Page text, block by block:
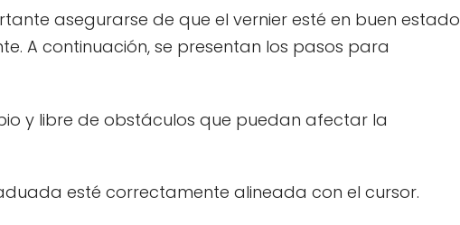
asegurarse de que el vernier esté en buen estado
A continuación, se presentan los pasos para
y libre de obstáculos que puedan afectar la
esté correctamente alineada con el cursor.